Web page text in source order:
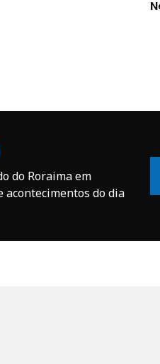
do Roraima em
acontecimentos do dia